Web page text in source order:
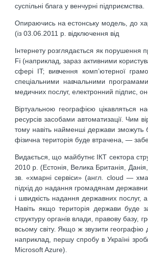
суспільні блага у венчурні підприємства.
Опираючись на естонську модель, до
(із 03.06.2011 р. відключення від
Інтернету розглядається як порушення
Fi (наприклад, зараз активними
сфері IT; вивчення комп’ютерної
спеціальними навчальними
медичних послуг, електронний підпис,
Віртуальною географією цікавляться
ресурсів засобами автоматизації. Чим
тому навіть найменші держави зможуть
фізична територія буде втрачена, —
Видається, що майбутнє ІКТ сектора
2010 р. (Естонія, Велика Британія,
зв. «хмарні сервіси» (англ. cloud —
підхід до надання громадянам
і швидкість надання державних
Навіть якщо територія держави буде
структуру органів влади, правову базу,
всьому світу. Якщо ж звузити географію
наприклад, першу спробу в Україні
Microsoft Azure).